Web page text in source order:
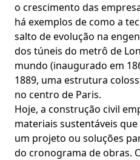
o crescimento das
há exemplos de como a
salto de evolução na
dos túneis do metrô de
mundo (inaugurado em
1889, uma estrutura
no centro de Paris.
Hoje, a construção civil
materiais sustentáveis
um projeto ou soluções
do cronograma de obras.